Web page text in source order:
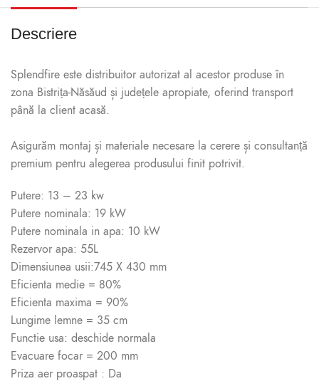
Descriere
Splendfire este distribuitor autorizat al acestor produse în
zona Bistrița-Năsăud și județele apropiate, oferind transport
până la client acasă.
Asigurăm montaj și materiale necesare la cerere și consultanță
premium pentru alegerea produsului finit potrivit.
Putere: 13 – 23 kw
Putere nominala: 19 kW
Putere nominala in apa: 10 kW
Rezervor apa: 55L
Dimensiunea usii:745 X 430 mm
Eficienta medie = 80%
Eficienta maxima = 90%
Lungime lemne = 35 cm
Functie usa: deschide normala
Evacuare focar = 200 mm
Priza aer proaspat : Da